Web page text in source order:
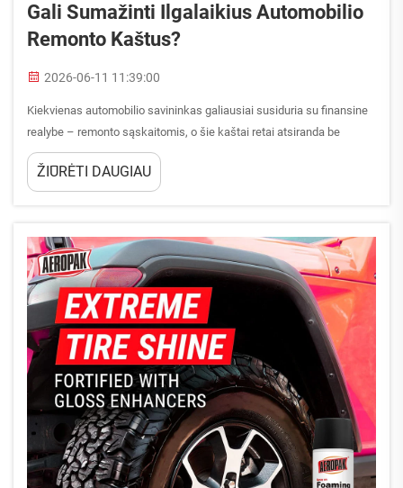
Gali Sumažinti Ilgalaikius Automobilio
Remonto Kaštus?
2026-06-11 11:39:00
Kiekvienas automobilio savininkas galiausiai susiduria su finansine
realybe – remonto sąskaitomis, o šie kaštai retai atsiranda be
įspėjamųjų požymių. Tiesa ta, kad nuolatinė profilaktinė priežiūra
naudojant tinkamus visapusiškus priežiūros produktus gali žymiai
ŽIŪRĖTI DAUGIAU